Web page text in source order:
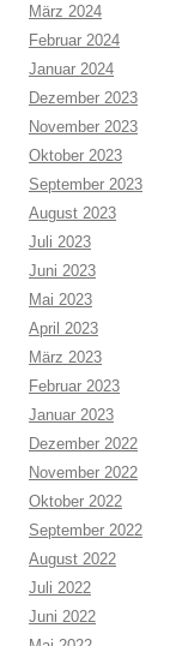
März 2024
Februar 2024
Januar 2024
Dezember 2023
November 2023
Oktober 2023
September 2023
August 2023
Juli 2023
Juni 2023
Mai 2023
April 2023
März 2023
Februar 2023
Januar 2023
Dezember 2022
November 2022
Oktober 2022
September 2022
August 2022
Juli 2022
Juni 2022